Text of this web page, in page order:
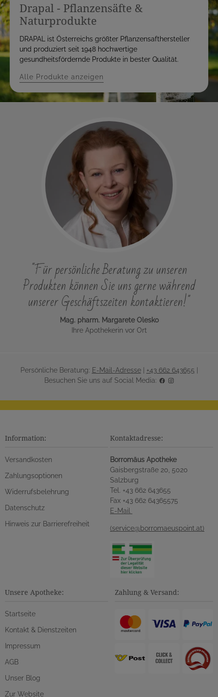
Drapal - Pflanzensäfte &
Naturprodukte
DRAPAL ist Österreichs größter Pflanzensafthersteller
und produziert seit 1948 hochwertige
gesundheitsfördernde Produkte in bester Qualität.
Alle Produkte anzeigen
"Für persönliche Beratung zu unseren
Produkten können Sie uns gerne während
unserer Geschäftszeiten kontaktieren!"
Mag. pharm. Margarete Olesko
Ihre Apothekerin vor Ort
Persönliche Beratung: E-Mail-Adresse| +43 662 643655
Besuchen Sie uns auf Social Media:
Information:
Versandkosten
Zahlungsoptionen
Widerrufsbelehrung
Datenschutz
Hinweis zur Barrierefreiheit
Kontaktadresse:
Borromäus Apotheke
Gaisbergstraße 20, 5020
Salzburg
Tel. +43 662 643655
Fax +43 662 64365575
E-Mail
(service@borromaeuspoint.at)
Unsere Apotheke:
Startseite
Kontakt & Dienstzeiten
Impressum
AGB
Unser Blog
Zur Website
Zahlung & Versand: